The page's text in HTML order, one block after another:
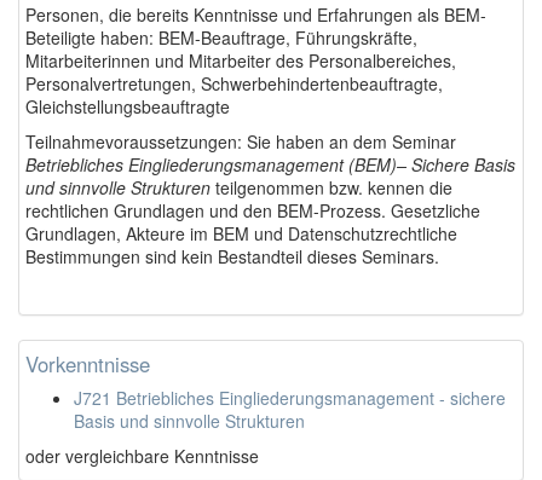
Personen, die bereits Kenntnisse und Erfahrungen als BEM-
Beteiligte haben: BEM-Beauftrage, Führungskräfte,
Mitarbeiterinnen und Mitarbeiter des Personalbereiches,
Personalvertretungen, Schwerbehindertenbeauftragte,
Gleichstellungsbeauftragte
Teilnahmevoraussetzungen: Sie haben an dem Seminar
Betriebliches Eingliederungsmanagement (BEM)– Sichere Basis
und sinnvolle Strukturen teilgenommen bzw. kennen die
rechtlichen Grundlagen und den BEM-Prozess. Gesetzliche
Grundlagen, Akteure im BEM und Datenschutzrechtliche
Bestimmungen sind kein Bestandteil dieses Seminars.
Vorkenntnisse
J721 Betriebliches Eingliederungsmanagement - sichere
Basis und sinnvolle Strukturen
oder vergleichbare Kenntnisse